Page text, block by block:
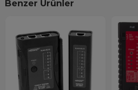
Benzer Ürünler